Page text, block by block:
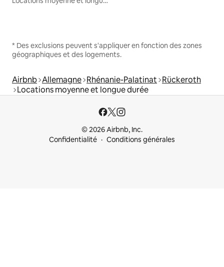
* Des exclusions peuvent s'appliquer en fonction des zones
géographiques et des logements.
Airbnb Allemagne Rhénanie-Palatinat Rückeroth
Locations moyenne et longue durée
© 2026 Airbnb, Inc.
Confidentialité
Conditions générales